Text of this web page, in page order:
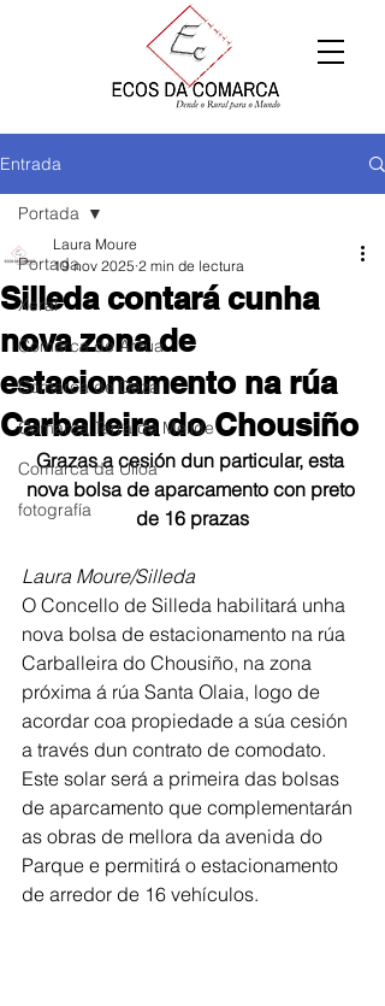
Entrada
Portada
Xeral
Comarca de Arzúa
Comarca de Deza
Comarca Terra de Melide
Comarca da Ulloa
fotografía
Portada
Silleda contará cunha
nova zona de
estacionamento na rúa
Carballeira do Chousiño
Laura Moure
19 nov 2025 2 min de lectura
Grazas a cesión dun particular, esta
nova bolsa de aparcamento con preto
de 16 prazas
Laura Moure/Silleda
O Concello de Silleda habilitará unha
nova bolsa de estacionamento na rúa
Carballeira do Chousiño, na zona
próxima á rúa Santa Olaia, logo de
acordar coa propiedade a súa cesión
a través dun contrato de comodato.
Este solar será a primeira das bolsas
de aparcamento que complementarán
as obras de mellora da avenida do
Parque e permitirá o estacionamento
de arredor de 16 vehículos.